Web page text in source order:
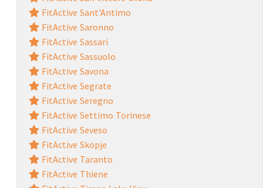
FitActive Sant'Antimo
FitActive Saronno
FitActive Sassari
FitActive Sassuolo
FitActive Savona
FitActive Segrate
FitActive Seregno
FitActive Settimo Torinese
FitActive Seveso
FitActive Skopje
FitActive Taranto
FitActive Thiene